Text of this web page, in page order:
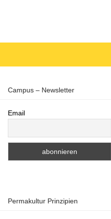
Campus – Newsletter
Email
Permakultur Prinzipien